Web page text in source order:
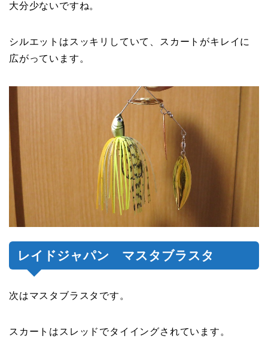
大分少ないですね。
シルエットはスッキリしていて、スカートがキレイに
広がっています。
レイドジャパン マスタブラスタ
次はマスタブラスタです。
スカートはスレッドでタイイングされています。